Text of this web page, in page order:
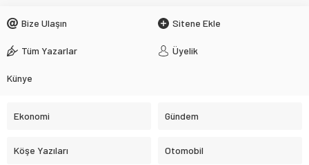
Bize Ulaşın Sitene Ekle
Tüm Yazarlar Üyelik
Künye
Ekonomi Gündem
Köşe Yazıları Otomobil